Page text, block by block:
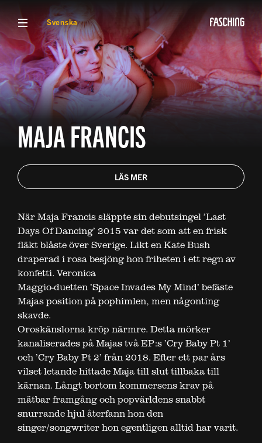
VISA MENY
Svenska
MAJA FRANCIS
LÄS MER
När Maja Francis släppte sin debutsingel ’Last
Days Of Dancing’ 2015 var det som att en frisk
fläkt blåste över Sverige. Likt en Kate Bush
draperad i rosa besjöng hon friheten i ett regn av
konfetti. Veronica
Maggio-duetten ’Space Invades My Mind’ befäste
Majas position på pophimlen, men någonting
skavde.
Oroskänslorna kröp närmre. Detta mörker
kanaliserades på Majas två EP:s ’Cry Baby Pt 1’
och ’Cry Baby Pt 2’ från 2018. Efter ett par års
vilset letande hittade Maja till slut tillbaka till
kärnan. Långt bortom kommersens krav på
mätbar framgång och popvärldens snabbt
snurrande hjul återfann hon den
singer/songwriter hon egentligen alltid har varit.